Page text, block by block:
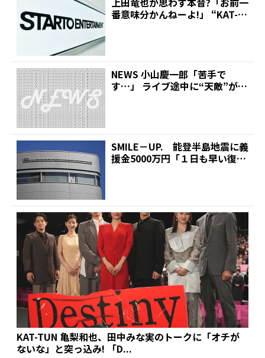
番意味分かんねーよ!」 “KAT-T
NEWS 小山慶一郎「苦手で
す…」 ライブ途中に“天敵”が目
SMILE－UP. 能登半島地震に義
援金5000万円「１日も早い復
KAT-TUN 亀梨和也、田中みな実のトークに「オチが
ないな」と突っ込み! 「D...